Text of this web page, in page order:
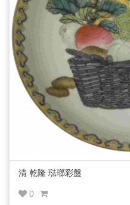
清 乾隆 琺瑯彩盤
0